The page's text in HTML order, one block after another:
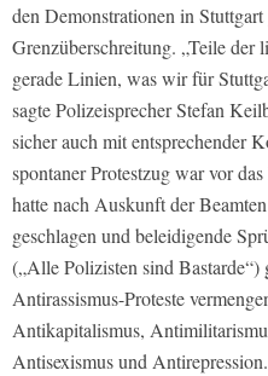
den Demonstrationen in Stuttgart
Grenzüberschreitung. „Teile der
gerade Linien, was wir für
sagte Polizeisprecher Stefan
sicher auch mit entsprechender
spontaner Protestzug war vor
hatte nach Auskunft der
geschlagen und beleidigende
(„Alle Polizisten sind
Antirassismus-Proteste
Antikapitalismus,
Antisexismus und